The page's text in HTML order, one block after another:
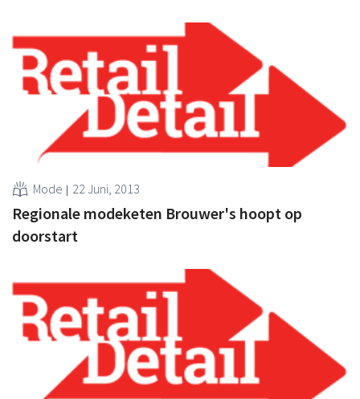
Mode 22 Juni, 2013
Regionale modeketen Brouwer's hoopt op
doorstart